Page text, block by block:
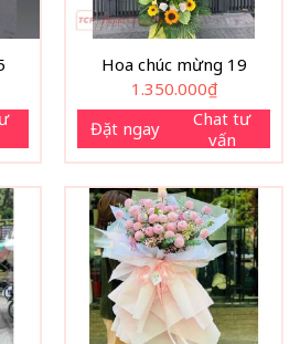
Hoa chúc mừng 19
1.350.000₫
Đặt ngay
Chat tư
vấn